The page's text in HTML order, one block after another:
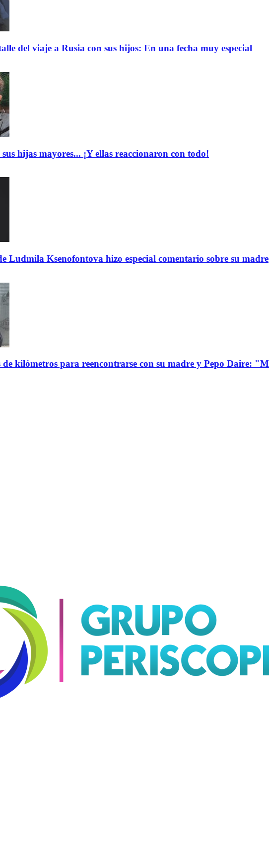
del viaje a Rusia con sus hijos: En una fecha muy especial
hijas mayores... ¡Y ellas reaccionaron con todo!
Ludmila Ksenofontova hizo especial comentario sobre su madre
kilómetros para reencontrarse con su madre y Pepo Daire: